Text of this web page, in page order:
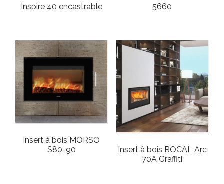
Inspire 40 encastrable
5660
Insert à bois MORSO
S80-90
Insert à bois ROCAL Arc
70A Graffiti